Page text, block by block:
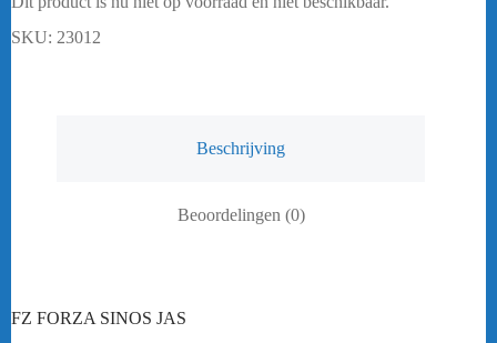
SKU: 23012
Beschrijving
Beoordelingen (0)
FZ FORZA SINOS JAS